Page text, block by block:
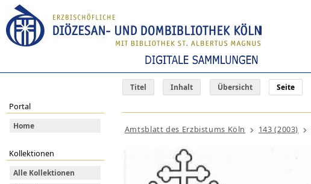
Titel Inhalt Übersicht Seite
Portal
Home
Kollektionen
Alle Kollektionen
Amtsblatt des Erzbistums Köln 143 (2003)